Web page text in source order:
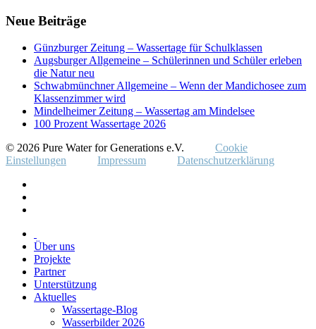
Neue Beiträge
Günzburger Zeitung – Wassertage für Schulklassen
Augsburger Allgemeine – Schülerinnen und Schüler erleben
die Natur neu
Schwabmünchner Allgemeine – Wenn der Mandichosee zum
Klassenzimmer wird
Mindelheimer Zeitung – Wassertag am Mindelsee
100 Prozent Wassertage 2026
© 2026 Pure Water for Generations e.V.
Cookie
Einstellungen
Impressum Datenschutzerklärung
Über uns
Projekte
Partner
Unterstützung
Aktuelles
Wassertage-Blog
Wasserbilder 2026